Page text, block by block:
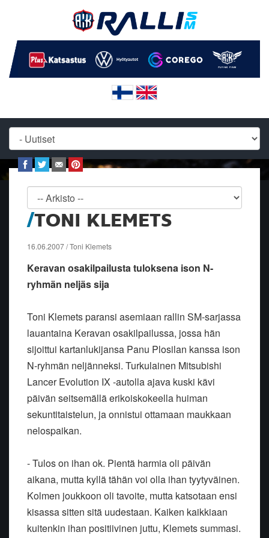
TONI KLEMETS
16.06.2007 / Toni Klemets
Keravan osakilpailusta tuloksena ison N-
ryhmän neljäs sija
Toni Klemets paransi asemiaan rallin SM-sarjassa
lauantaina Keravan osakilpailussa, jossa hän
sijoittui kartanlukijansa Panu Plosilan kanssa ison
N-ryhmän neljänneksi. Turkulainen Mitsubishi
Lancer Evolution IX -autolla ajava kuski kävi
päivän seitsemällä erikoiskokeella huiman
sekuntitaistelun, ja onnistui ottamaan maukkaan
nelospaikan.
- Tulos on ihan ok. Pientä harmia oli päivän
aikana, mutta kyllä tähän voi olla ihan tyytyväinen.
Kolmen joukkoon oli tavoite, mutta katsotaan ensi
kisassa sitten sitä uudestaan. Kaiken kaikkiaan
kuitenkin ihan positiivinen juttu, Klemets summasi.